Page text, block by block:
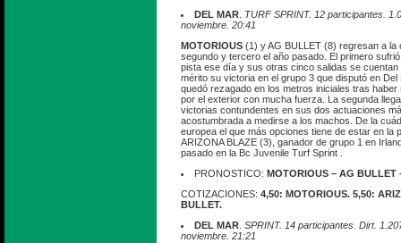
DEL MAR TURF SPRINT. 12 participantes.
noviembre. 20:41
MOTORIOUS (1) y AG BULLET (8) regresan a la
segundo y tercero el año pasado. El primero
pista ese día y sus otras cinco salidas se
mérito su victoria en el grupo 3 que disputó en
quedó rezagado en los metros iniciales tras
por el exterior con mucha fuerza. La segunda
victorias contundentes en sus dos actuaciones
acostumbrada a medirse a los machos. De la
europea el que más opciones tiene de estar en la
ARIZONA BLAZE (3), ganador de grupo 1 en
pasado en la Bc Juvenile Turf Sprint .
PRONOSTICO: MOTORIOUS – AG BULLET
COTIZACIONES: 4,50: MOTORIOUS. 5,50:
BULLET.
DEL MAR SPRINT. 14 participantes. Dirt.
noviembre. 21:21